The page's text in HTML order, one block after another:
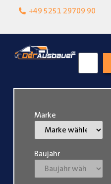
+49 5251 29709 90
Lokalgeschäft in
Marke
Baujahr